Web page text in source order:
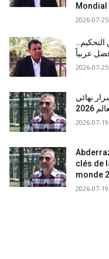
Mondial
2026-07-25
عربياً
2026-07-25
نهائي
2026-07-19
clés de
monde
2026-07-19